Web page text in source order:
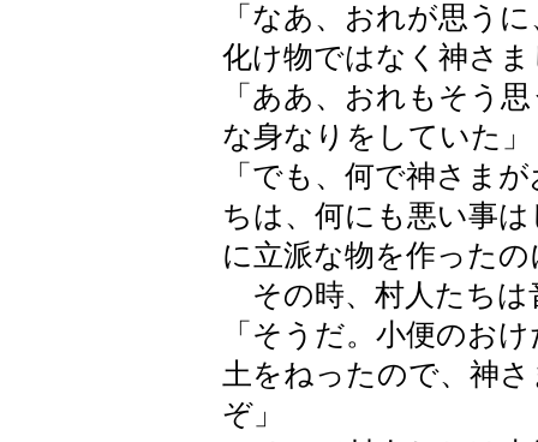
「なあ、おれが思う
化け物ではなく神さ
「ああ、おれもそう
な身なりをしていた」
「でも、何で神さま
ちは、何にも悪い事
に立派な物を作った
その時、村人たちは
「そうだ。小便のお
土をねったので、神
ぞ」